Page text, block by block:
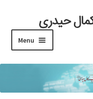
حیدری
Menu